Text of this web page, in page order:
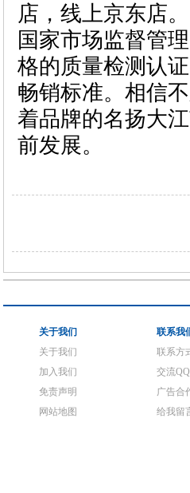
店，线上京东店
国家市场监督管
格的质量检测认
畅销标准。相信
着品牌的名扬大
前发展。
关于我们
关于我们
加入我们
免责声明
网站地图
联系我
联系方
交流
广告合
给我留